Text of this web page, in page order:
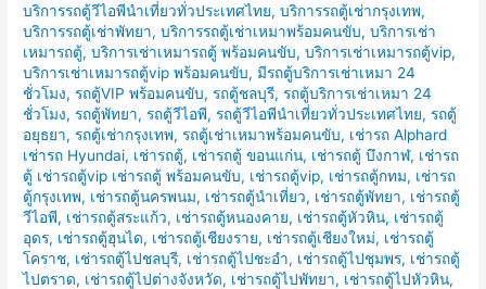
บริการรถตู้วีไอพีนำเที่ยวทั่วประเทศไทย,บริการรถตู้เช่ากรุงเทพ,
บริการรถตู้เช่าพัทยา,บริการรถตู้เช่าเหมาพร้อมคนขับ,บริการเช่า
เหมารถตู้,บริการเช่าเหมารถตู้ พร้อมคนขับ,บริการเช่าเหมารถตู้vip,
บริการเช่าเหมารถตู้vip พร้อมคนขับ,มีรถตู้บริการเช่าเหมา 24
ชั่วโมง,รถตู้VIP พร้อมคนขับ,รถตู้ชลบุรี,รถตู้บริการเช่าเหมา 24
ชั่วโมง,รถตู้พัทยา,รถตู้วีไอพี,รถตู้วีไอพีนำเที่ยวทั่วประเทศไทย,รถตู้
อยุธยา,รถตู้เช่ากรุงเทพ,รถตู้เช่าเหมาพร้อมคนขับ, เช่ารถ Alphard
เช่ารถ Hyundai, เช่ารถตู้, เช่ารถตู้ ขอนแก่น, เช่ารถตู้ บึงกาฬ, เช่ารถ
ตู้ เช่ารถตู้vip เช่ารถตู้ พร้อมคนขับ, เช่ารถตู้vip, เช่ารถตู้กทม, เช่ารถ
ตู้กรุงเทพ, เช่ารถตู้นครพนม, เช่ารถตู้นำเที่ยว, เช่ารถตู้พัทยา, เช่ารถตู้
วีไอพี, เช่ารถตู้สระแก้ว, เช่ารถตู้หนองคาย, เช่ารถตู้หัวหิน, เช่ารถตู้
อุดร, เช่ารถตู้ฮุนได, เช่ารถตู้เชียงราย, เช่ารถตู้เชียงใหม่, เช่ารถตู้
โคราช, เช่ารถตู้ไปชลบุรี, เช่ารถตู้ไปชะอำ, เช่ารถตู้ไปชุมพร, เช่ารถตู้
ไปตราด, เช่ารถตู้ไปต่างจังหวัด, เช่ารถตู้ไปพัทยา, เช่ารถตู้ไปหัวหิน,